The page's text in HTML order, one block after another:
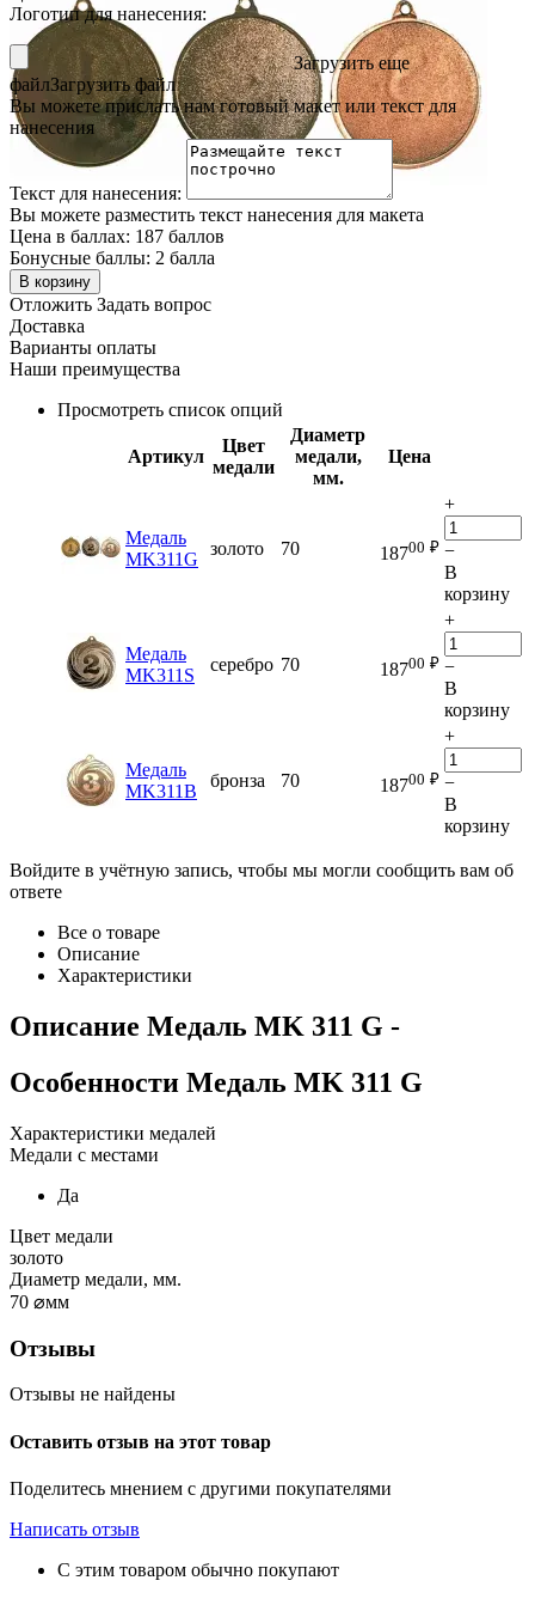
Логотип для нанесения:
Загрузить еще
файлЗагрузить файл
Вы можете прислать нам готовый макет или текст для
нанесения
Текст для нанесения:
Вы можете разместить текст нанесения для макета
Цена в баллах: 187 баллов
Бонусные баллы: 2 балла
В корзину
Отложить Задать вопрос
Доставка
Варианты оплаты
Наши преимущества
Просмотреть список опций
Артикул
Цвет
медали
Диаметр
медали,
мм.
Цена
Медаль
MK311G
золото 70 18700 ₽
+
−
В
корзину
Медаль
MK311S
серебро 70 18700 ₽
+
−
В
корзину
Медаль
MK311B
бронза 70 18700 ₽
+
−
В
корзину
Войдите в учётную запись, чтобы мы могли сообщить вам об
ответе
Все о товаре
Описание
Характеристики
Описание Медаль MK 311 G -
Особенности Медаль MK 311 G
Характеристики медалей
Медали с местами
Да
Цвет медали
золото
Диаметр медали, мм.
70 ⌀мм
Отзывы
Отзывы не найдены
Оставить отзыв на этот товар
Поделитесь мнением с другими покупателями
Написать отзыв
С этим товаром обычно покупают